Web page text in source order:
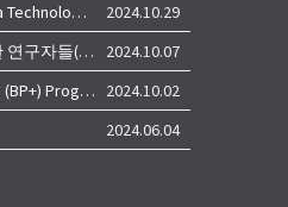
Call for Applications: 2024 Korea Technology Advisory Group (K-TAG)
2024.10.29
[KIRD] 해외 학위/포닥 후 귀국한 연구자들(학교, 출연(연), 기업)의 경력개발 경험 공유 줌 세미나 안내
2024.10.07
Brain Pool (BP) & Brain Pool Plus (BP+) Programs
2024.10.02
2024.06.04